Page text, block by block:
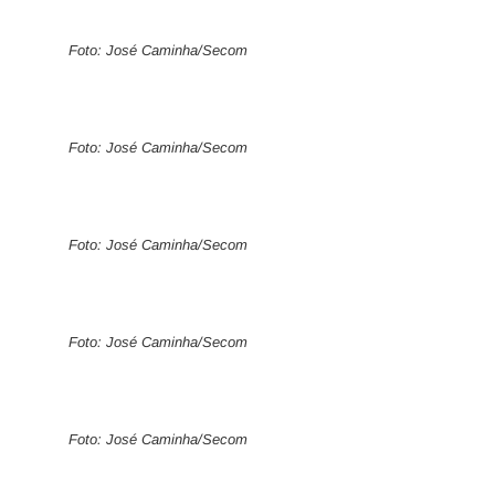
Foto: José Caminha/Secom
Foto: José Caminha/Secom
Foto: José Caminha/Secom
Foto: José Caminha/Secom
Foto: José Caminha/Secom